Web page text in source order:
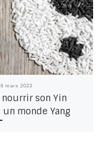
mars 2023
nourrir son Yin
un monde Yang